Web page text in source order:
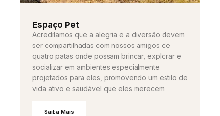
Espaço Pet
Acreditamos que a alegria e a diversão devem
ser compartilhadas com nossos amigos de
quatro patas onde possam brincar, explorar e
socializar em ambientes especialmente
projetados para eles, promovendo um estilo de
vida ativo e saudável que eles merecem
Saiba Mais